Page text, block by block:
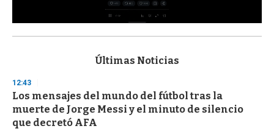
s
d
s
o
f
3
Últimas Noticias
12:43
Los mensajes del mundo del fútbol tras la
muerte de Jorge Messi y el minuto de silencio
que decretó AFA